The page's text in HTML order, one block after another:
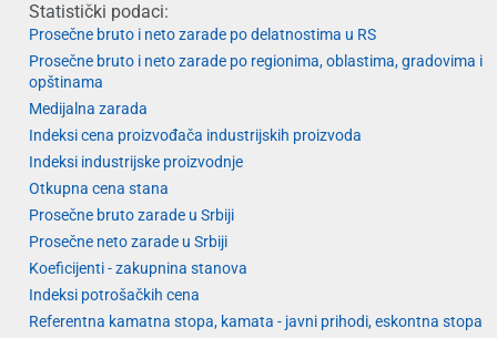
Statistički podaci:
Prosečne bruto i neto zarade po delatnostima u RS
Prosečne bruto i neto zarade po regionima, oblastima, gradovima i
opštinama
Medijalna zarada
Indeksi cena proizvođača industrijskih proizvoda
Indeksi industrijske proizvodnje
Otkupna cena stana
Prosečne bruto zarade u Srbiji
Prosečne neto zarade u Srbiji
Koeficijenti - zakupnina stanova
Indeksi potrošačkih cena
Referentna kamatna stopa, kamata - javni prihodi, eskontna stopa